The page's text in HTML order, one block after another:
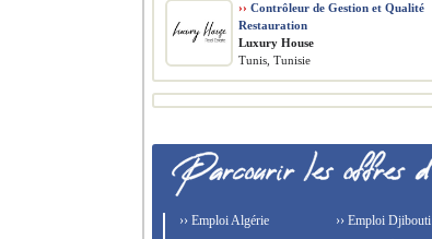
›› Contrôleur de Gestion et Qualité
Restauration
Luxury House
Tunis, Tunisie
›› Emploi Algérie
›› Emploi Djibouti